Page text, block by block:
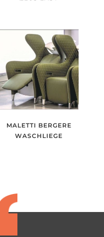
MALETTI BERGERE
WASCHLIEGE